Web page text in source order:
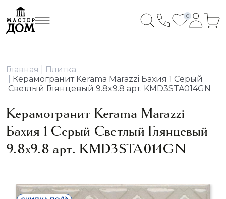
0
Главная
Плитка
Керамогранит Kerama Marazzi Бахия 1 Серый
Светлый Глянцевый 9.8x9.8 арт. KMD3STA014GN
Керамогранит Kerama Marazzi
Бахия 1 Серый Светлый Глянцевый
9.8x9.8 арт. KMD3STA014GN